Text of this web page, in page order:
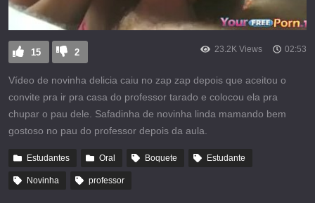
15 2 23.2K Views 02:53
Vídeo de novinha delicia caiu no zap zap depois que aceitou o
convite pra ir pra casa do professor tarado e colocou ela pra
chupar o pau dele. Safadinha de novinha linda mamando bem
gostoso no pau do professor depois da aula.
Estudantes Oral Boquete Estudante
Novinha professor